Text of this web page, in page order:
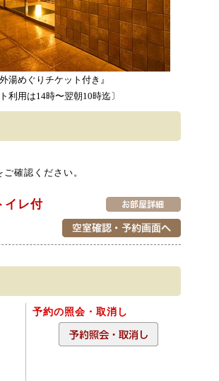
湯めぐりチケット付き』
利用は14時〜翌朝10時迄〕
確認ください。
レ付
予約の照会・取消し